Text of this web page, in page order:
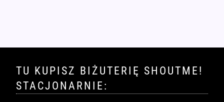
TU KUPISZ BIŻUTERIĘ SHOUTME!
STACJONARNIE: